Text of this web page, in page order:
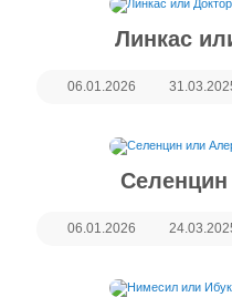
Линкас
06.01.2026
06.01.2026